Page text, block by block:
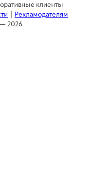
клиенты
Рекламодателям
2026